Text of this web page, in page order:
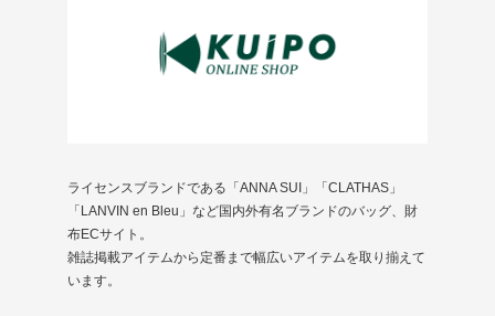
ライセンスブランドである「ANNA SUI」「CLATHAS」
「LANVIN en Bleu」など国内外有名ブランドのバッグ、財
布ECサイト。
雑誌掲載アイテムから定番まで幅広いアイテムを取り揃えて
います。